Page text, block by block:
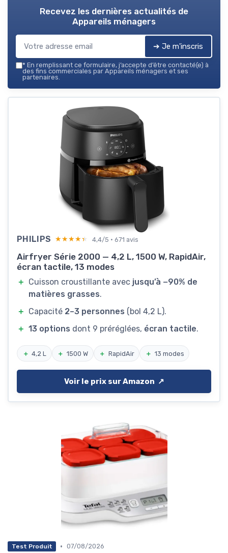
Recevez les dernières actualités de
Appareils ménagers
➔ Je m'inscris
* En remplissant ce formulaire, j’accepte d’être contacté(e) à
des fins commerciales par Appareils ménagers et ses
partenaires.
PHILIPS ★★★★★
★★★★★ 4,4/5 · 671 avis
Airfryer Série 2000 — 4,2 L, 1500 W, RapidAir,
écran tactile, 13 modes
＋ Cuisson croustillante avec jusqu’à −90% de
matières grasses.
＋ Capacité 2–3 personnes (bol 4,2 L).
＋ 13 options dont 9 préréglées, écran tactile.
＋ 4,2 L ＋ 1500 W ＋ RapidAir ＋ 13 modes
Voir le prix sur Amazon ↗️
Test Produit • 07/08/2026